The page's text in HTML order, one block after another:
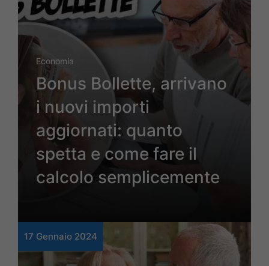
Economia
Bonus Bollette, arrivano
i nuovi importi
aggiornati: quanto
spetta e come fare il
calcolo semplicemente
17 Gennaio 2024